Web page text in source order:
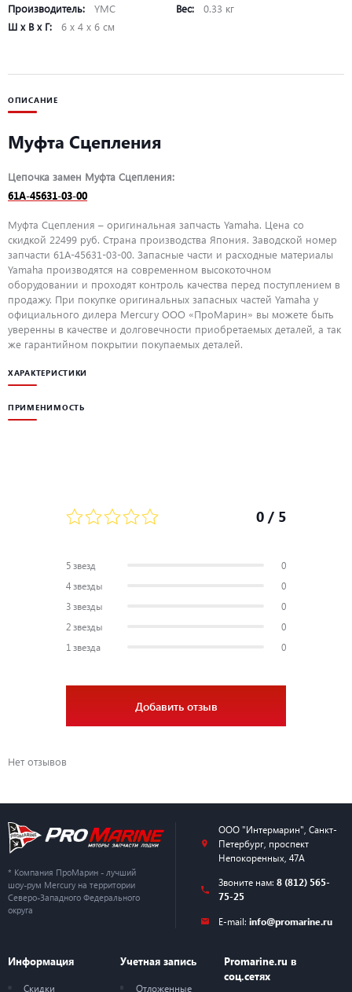
Производитель: YMC Вес:
0.33 кг
Ш х В х Г:
6 х 4 х 6 см
ОПИСАНИЕ
Муфта Сцепления
Цепочка замен Муфта Сцепления:
61A-45631-03-00
Муфта Сцепления – оригинальная запчасть Yamaha. Цена со
скидкой 22499 руб. Страна производства Япония. Заводской номер
запчасти 61A-45631-03-00. Запасные части и расходные материалы
Yamaha производятся на современном высокоточном
оборудовании и проходят контроль качества перед поступлением в
продажу. При покупке оригинальных запасных частей Yamaha у
официального дилера Mercury ООО «ПроМарин» вы можете быть
уверенны в качестве и долговечности приобретаемых деталей, а так
же гарантийном покрытии покупаемых деталей.
ХАРАКТЕРИСТИКИ
ПРИМЕНИМОСТЬ
0 / 5
5 звезд
0
4 звезды
0
3 звезды
0
2 звезды
0
1 звезда
0
Добавить отзыв
Нет отзывов
* Компания ПроМарин - лучший
шоу-рум Mercury на территории
Северо-Западного Федерального
округа
ООО "Интермарин" Санкт-
Петербург, проспект
Непокоренных, 47А
Звоните нам: 8 (812) 565-
75-25
E-mail: info@promarine.ru
Информация
Скидки
Учетная запись
Отложенные
Promarine.ru в
соц.сетях